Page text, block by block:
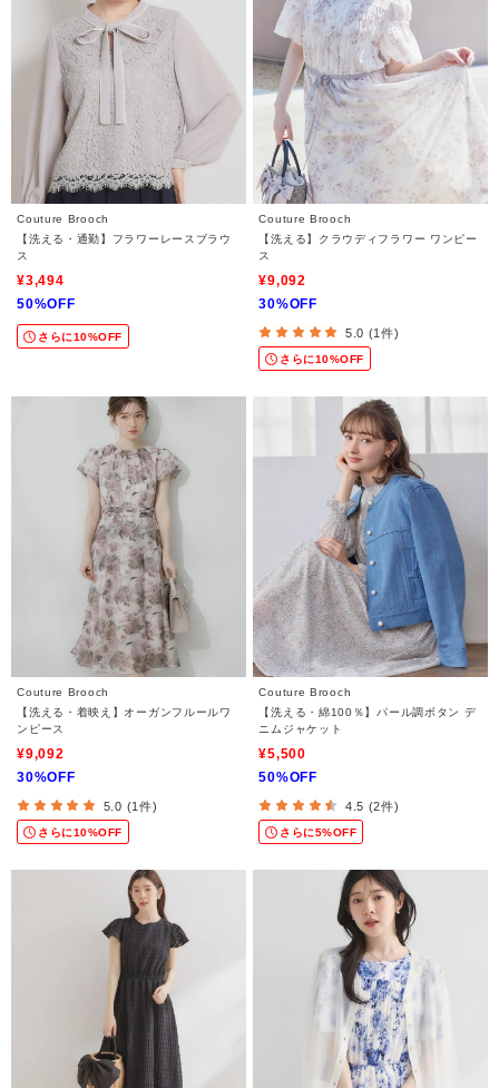
Couture Brooch
【洗える・通勤】フラワーレースブラウ
ス
¥3,494
50%OFF
さらに10%OFF
Couture Brooch
【洗える】クラウディフラワー ワンピー
ス
¥9,092
30%OFF
5.0 (1件)
さらに10%OFF
Couture Brooch
【洗える・着映え】オーガンフルールワ
ンピース
¥9,092
30%OFF
5.0 (1件)
さらに10%OFF
Couture Brooch
【洗える・綿100％】パール調ボタン デ
ニムジャケット
¥5,500
50%OFF
4.5 (2件)
さらに5%OFF